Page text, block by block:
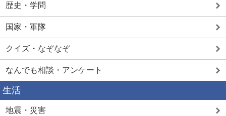
歴史・学問
国家・軍隊
クイズ・なぞなぞ
なんでも相談・アンケート
生活
地震・災害